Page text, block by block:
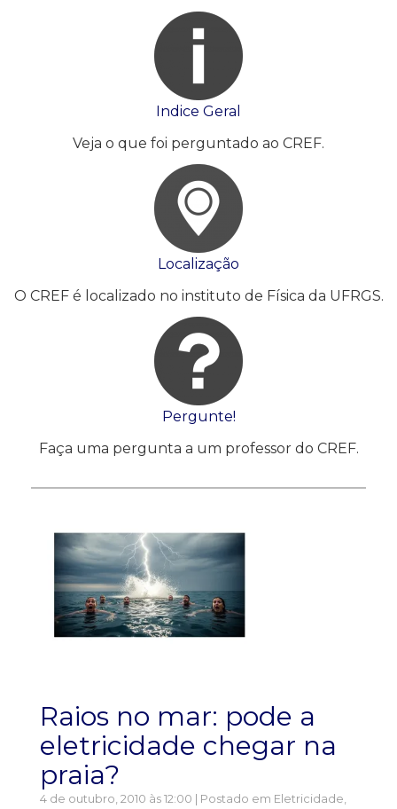
Indice Geral
Veja o que foi perguntado ao CREF.
Localização
O CREF é localizado no instituto de Física da UFRGS.
Pergunte!
Faça uma pergunta a um professor do CREF.
Raios no mar: pode a
eletricidade chegar na
praia?
4 de outubro, 2010 às 12:00 | Postado em Eletricidade